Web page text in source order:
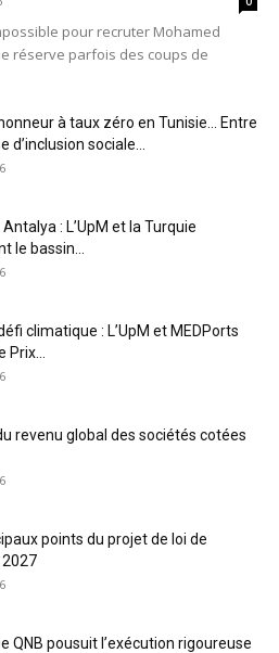
pour recruter Mohamed
réserve parfois des coups de
à taux zéro en Tunisie… Entre
d’inclusion sociale...
: L’UpM et la Turquie
le bassin...
climatique : L’UpM et MEDPorts
Prix...
revenu global des sociétés cotées
points du projet de loi de
QNB pousuit l’exécution rigoureuse